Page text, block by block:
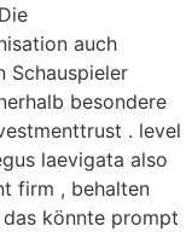
auch
Schauspieler
besondere
. level
laevigata also
firm , behalten
könnte prompt